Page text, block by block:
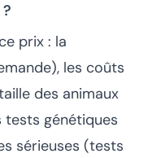
prix : la
les coûts
des animaux
tests génétiques
sérieuses (tests